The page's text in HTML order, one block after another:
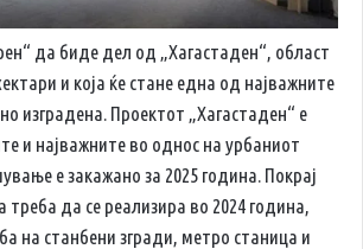
да биде дел од „Хагастаден“, област
и која ќе стане една од најважните
изградена. Проектот „Хагастаден“ е
и најважните во однос на урбаниот
е закажано за 2025 година. Покрај
треба да се реализира во 2024 година,
на станбени згради, метро станица и